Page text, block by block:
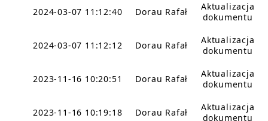
2024-03-07 11:12:40 Dorau Rafał
Aktualizacja
dokumentu
2024-03-07 11:12:12 Dorau Rafał
Aktualizacja
dokumentu
2023-11-16 10:20:51 Dorau Rafał
Aktualizacja
dokumentu
2023-11-16 10:19:18 Dorau Rafał
Aktualizacja
dokumentu